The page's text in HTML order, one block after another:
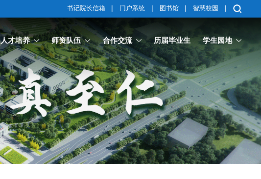
书记院长信箱 | 门户系统 | 图书馆 | 智慧校园 |
人才培养 师资队伍 合作交流 历届毕业生 学生园地